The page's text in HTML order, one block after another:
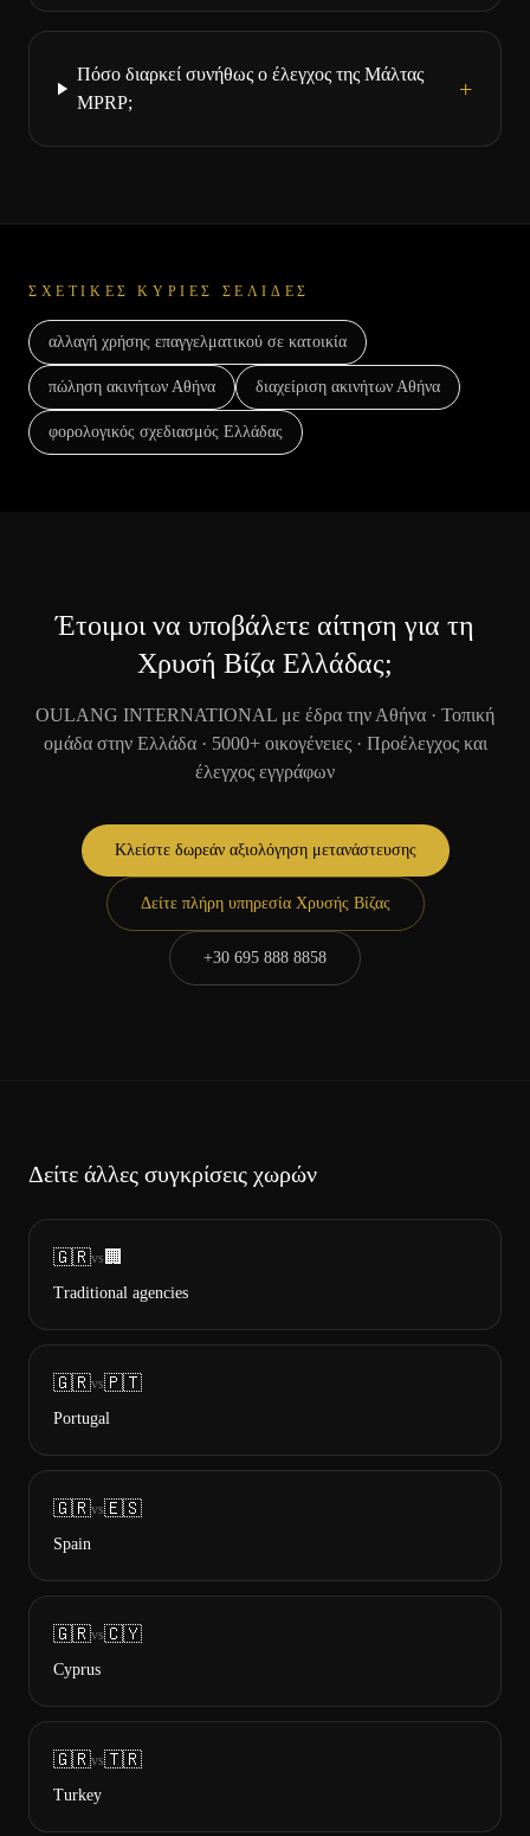
Πόσο διαρκεί συνήθως ο έλεγχος της Μάλτας
MPRP;
+
ΣΧΕΤΙΚΈΣ ΚΎΡΙΕΣ ΣΕΛΊΔΕΣ
αλλαγή χρήσης επαγγελματικού σε κατοικία
πώληση ακινήτων Αθήνα διαχείριση ακινήτων Αθήνα
φορολογικός σχεδιασμός Ελλάδας
Έτοιμοι να υποβάλετε αίτηση για τη
Χρυσή Βίζα Ελλάδας;
OULANG INTERNATIONAL με έδρα την Αθήνα · Τοπική
ομάδα στην Ελλάδα · 5000+ οικογένειες · Προέλεγχος και
έλεγχος εγγράφων
Κλείστε δωρεάν αξιολόγηση μετανάστευσης
Δείτε πλήρη υπηρεσία Χρυσής Βίζας
+30 695 888 8858
Δείτε άλλες συγκρίσεις χωρών
🇬🇷vs 🏢
Traditional agencies
🇬🇷vs🇵🇹
Portugal
🇬🇷vs🇪🇸
Spain
🇬🇷vs🇨🇾
Cyprus
🇬🇷vs🇹🇷
Turkey